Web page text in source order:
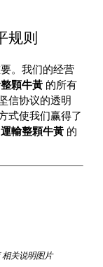
规则
。我们的经营
顆牛黃 的所有
信协议的透明
式使我们赢得了
運輸整顆牛黃 的
关说明图片